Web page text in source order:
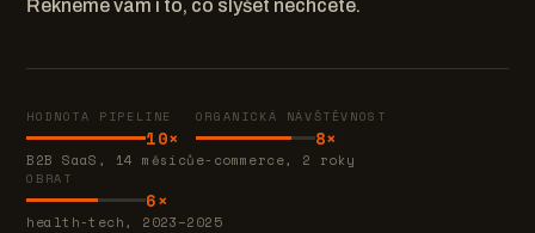
Řekneme vám i to, co slyšet nechcete.
HODNOTA PIPELINE
10×
B2B SaaS, 14 měsíců
ORGANICKÁ NÁVŠTĚVNOST
8×
e-commerce, 2 roky
OBRAT
6×
health-tech, 2023–2025